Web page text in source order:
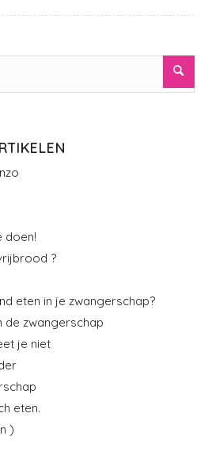
doen!
?
eten in je zwangerschap?
de zwangerschap
je niet
eten.
)